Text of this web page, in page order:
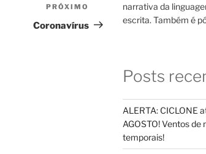
Próximo
post
PRÓXIMO
Coronavírus
narrativa da
escrita. Também é
Posts
ALERTA: CICLONE
AGOSTO! Ventos
temporais!